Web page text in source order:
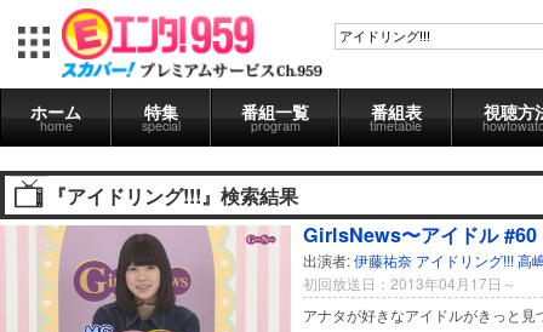
ホーム
home
特集
special
番組一覧
program
番組表
timetable
視聴方
『アイドリング!!!』検索結果
GirlsNews〜アイドル #60
出演者:伊藤祐奈 アイドリング!!!高
初回放送日：2013年04月17日～
アナタが好きなアイドルがきっと見